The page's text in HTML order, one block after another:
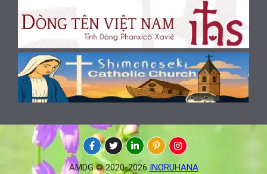
AMDG © 2020-2026 INORUHANA